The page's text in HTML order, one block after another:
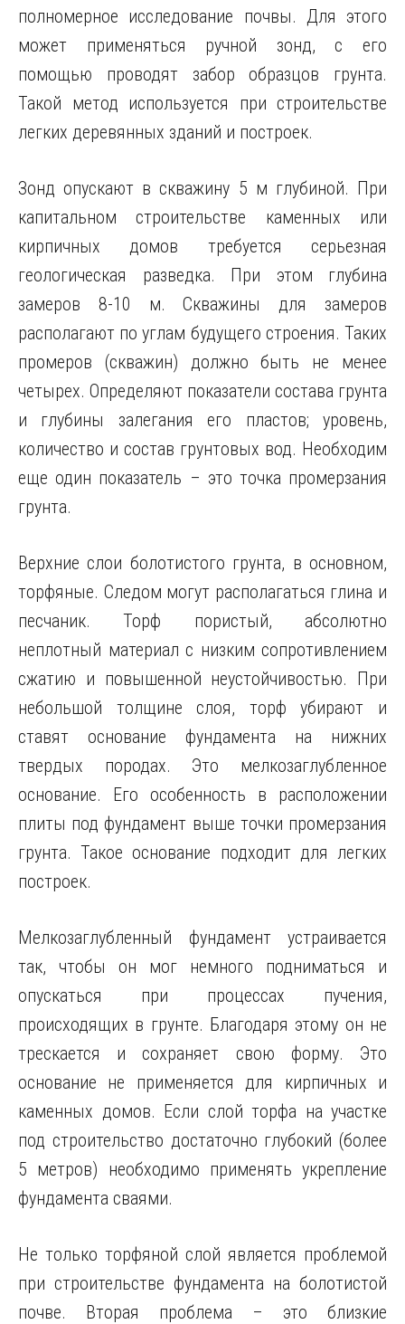
полномерное исследование почвы. Для этого
может применяться ручной зонд, с его
помощью проводят забор образцов грунта.
Такой метод используется при строительстве
легких деревянных зданий и построек.
Зонд опускают в скважину 5 м глубиной. При
капитальном строительстве каменных или
кирпичных домов требуется серьезная
геологическая разведка. При этом глубина
замеров 8-10 м. Скважины для замеров
располагают по углам будущего строения. Таких
промеров (скважин) должно быть не менее
четырех. Определяют показатели состава грунта
и глубины залегания его пластов; уровень,
количество и состав грунтовых вод. Необходим
еще один показатель – это точка промерзания
грунта.
Верхние слои болотистого грунта, в основном,
торфяные. Следом могут располагаться глина и
песчаник. Торф пористый, абсолютно
неплотный материал с низким сопротивлением
сжатию и повышенной неустойчивостью. При
небольшой толщине слоя, торф убирают и
ставят основание фундамента на нижних
твердых породах. Это мелкозаглубленное
основание. Его особенность в расположении
плиты под фундамент выше точки промерзания
грунта. Такое основание подходит для легких
построек.
Мелкозаглубленный фундамент устраивается
так, чтобы он мог немного подниматься и
опускаться при процессах пучения,
происходящих в грунте. Благодаря этому он не
трескается и сохраняет свою форму. Это
основание не применяется для кирпичных и
каменных домов. Если слой торфа на участке
под строительство достаточно глубокий (более
5 метров) необходимо применять укрепление
фундамента сваями.
Не только торфяной слой является проблемой
при строительстве фундамента на болотистой
почве. Вторая проблема – это близкие